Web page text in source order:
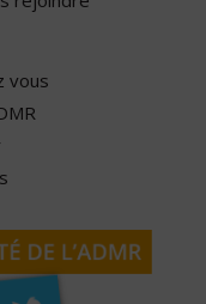
vous